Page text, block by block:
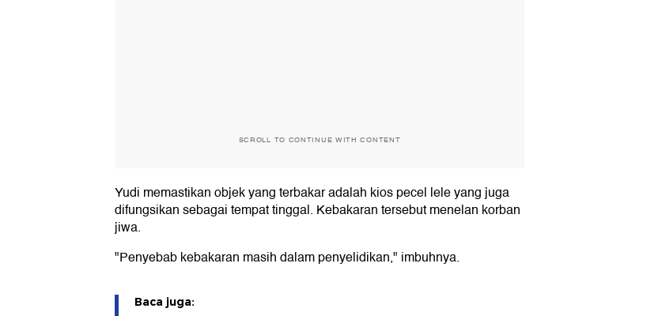
SCROLL TO CONTINUE WITH CONTENT
Yudi memastikan objek yang terbakar adalah kios pecel lele yang juga
difungsikan sebagai tempat tinggal. Kebakaran tersebut menelan korban
jiwa.
"Penyebab kebakaran masih dalam penyelidikan," imbuhnya.
Baca juga: